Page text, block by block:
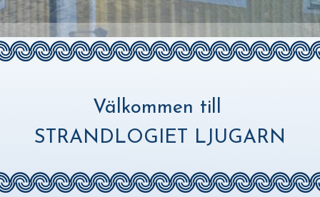
Välkommen till
STRANDLOGIET LJUGARN